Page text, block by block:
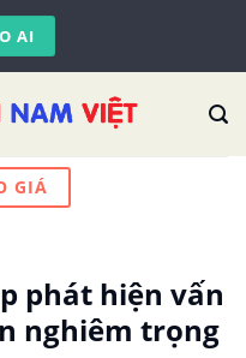
AI
GIÁ
phát hiện vấn
nghiêm trọng